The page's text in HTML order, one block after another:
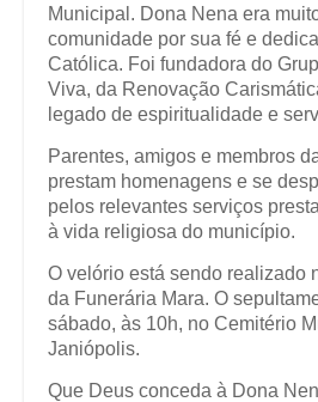
Municipal. Dona Nena era
comunidade por sua fé e
Católica. Foi fundadora do
Viva, da Renovação
legado de espiritualidade e
Parentes, amigos e membros
prestam homenagens e se
pelos relevantes serviços
à vida religiosa do município.
O velório está sendo realizado
da Funerária Mara. O
sábado, às 10h, no Cemitério
Janiópolis.
Que Deus conceda à Dona